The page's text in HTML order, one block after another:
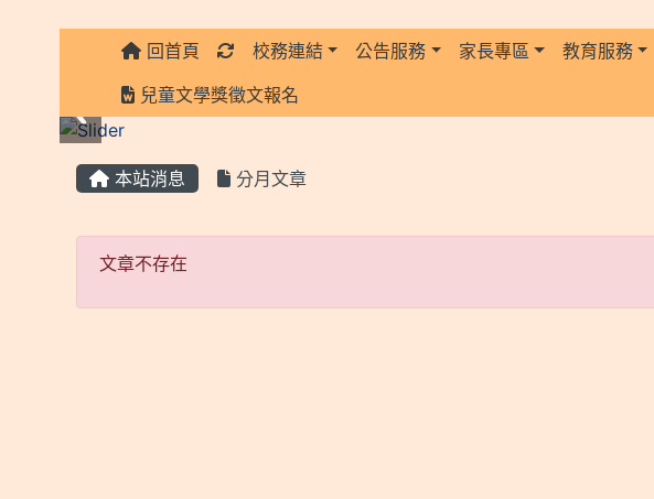
回首頁 校務連結 公告服務 家長專區 教育服務
兒童文學獎徵文報名
本站消息 分月文章
文章不存在
文章不存在